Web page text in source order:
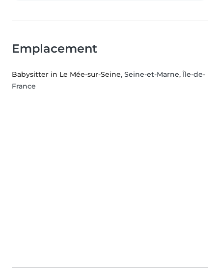
Emplacement
Babysitter in Le Mée-sur-Seine, Seine-et-Marne, Île-de-
France